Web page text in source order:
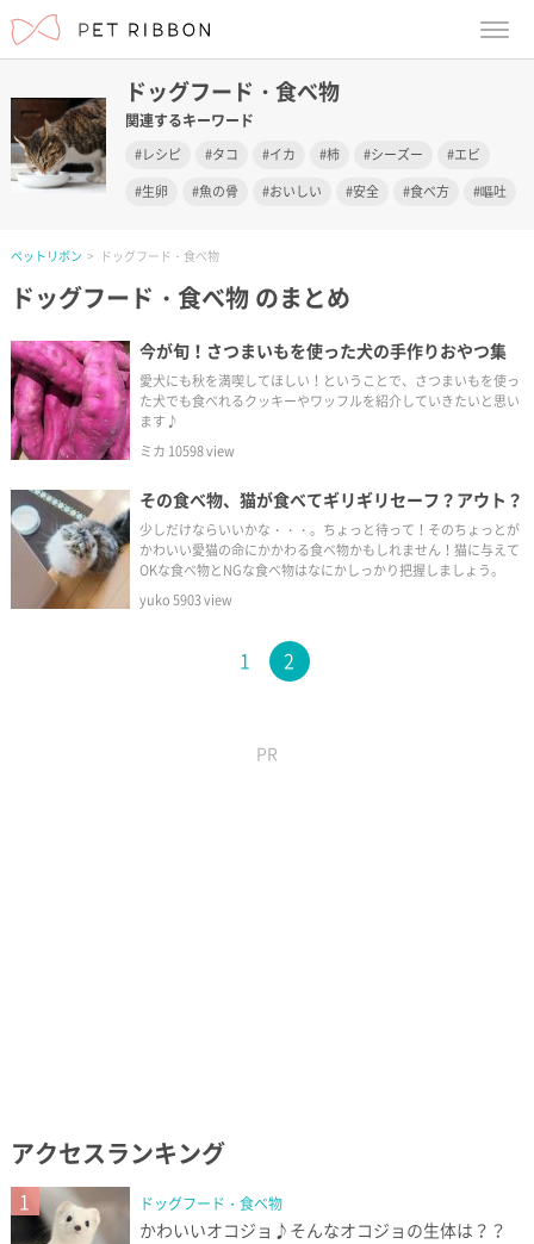
ドッグフード・食べ物
関連するキーワード
レシピ タコ イカ 柿 シーズー
エビ
生卵
魚の骨 おいしい 安全 食べ方 嘔吐
ペットリボン ドッグフード・食べ物
ドッグフード・食べ物のまとめ
今が旬！さつまいもを使った犬の手作りおやつ集
愛犬にも秋を満喫してほしい！ということで、さつまいもを使っ
た犬でも食べれるクッキーやワッフルを紹介していきたいと思い
ます♪
ミカ 10598view
その食べ物、猫が食べてギリギリセーフ？アウト？
少しだけならいいかな・・・。ちょっと待って！そのちょっとが
かわいい愛猫の命にかかわる食べ物かもしれません！猫に与えて
OKな食べ物とNGな食べ物はなにかしっかり把握しましょう。
yuko5903view
1 2
PR
アクセスランキング
1 ドッグフード・食べ物
かわいいオコジョ♪そんなオコジョの生体は？？